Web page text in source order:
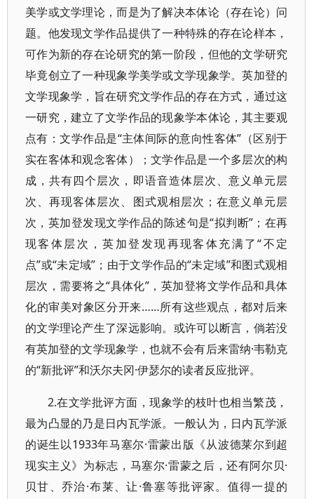
美学或文学理论，而是为了解决本体论（存在论）问
题。他发现文学作品提供了一种特殊的存在论样本，
可作为新的存在论研究的第一阶段，但他的文学研究
毕竟创立了一种现象学美学或文学现象学。英加登的
文学现象学，旨在研究文学作品的存在方式，通过这
一研究，建立了文学作品的现象学本体论，其主要观
点有：文学作品是“主体间际的意向性客体”（区别于
实在客体和观念客体）；文学作品是一个多层次的构
成，共有四个层次，即语音造体层次、意义单元层
次、再现客体层次、图式观相层次；在意义单元层
次，英加登发现文学作品的陈述句是“拟判断”；在再
现客体层次，英加登发现再现客体充满了“不定
点”或“未定域”；由于文学作品的“未定域”和图式观相
层次，需要将之“具体化”，英加登将文学作品和具体
化的审美对象区分开来……所有这些观点，都对后来
的文学理论产生了深远影响。或许可以断言，倘若没
有英加登的文学现象学，也就不会有后来雷纳·韦勒克
的“新批评”和沃尔夫冈·伊瑟尔的读者反应批评。
2.在文学批评方面，现象学的枝叶也相当繁茂，
最为凸显的乃是日内瓦学派。一般认为，日内瓦学派
的诞生以1933年马塞尔·雷蒙出版《从波德莱尔到超
现实主义》为标志，马塞尔·雷蒙之后，还有阿尔贝·
贝甘、乔治·布莱、让·鲁塞等批评家。值得一提的